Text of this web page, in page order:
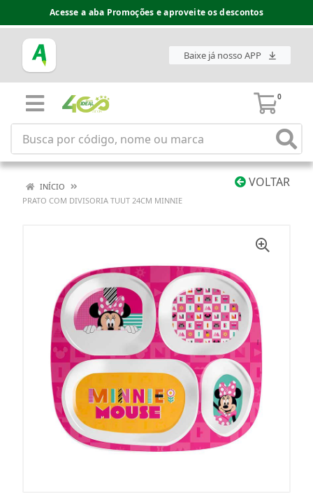
Acesse a aba Promoções e aproveite os descontos
Baixe já nosso APP
0
VOLTAR
INÍCIO
PRATO COM DIVISORIA TUUT 24CM MINNIE